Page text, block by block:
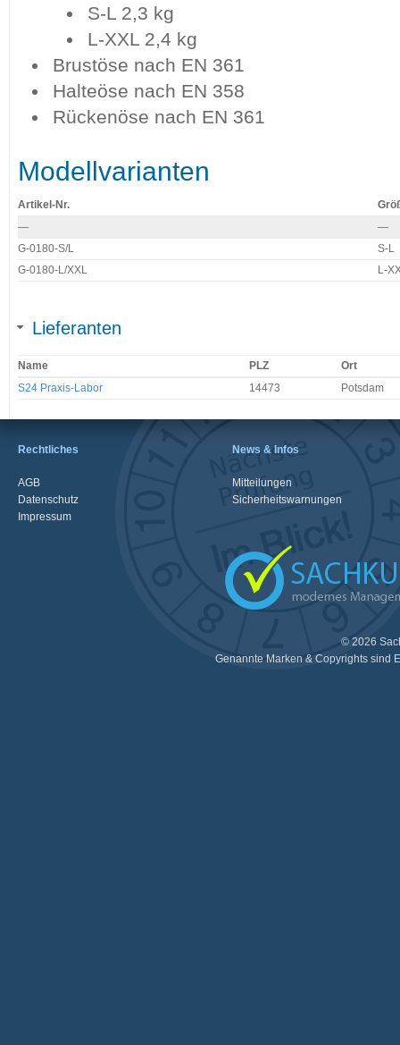
S-L 2,3 kg
L-XXL 2,4 kg
Brustöse nach EN 361
Halteöse nach EN 358
Rückenöse nach EN 361
Modellvarianten
Artikel-Nr.
—
—
G-0180-S/L
S-L
G-0180-L/XXL
L-
Lieferanten
Name PLZ
Ort
S24 Praxis-Labor
14473 Potsdam
Rechtliches
AGB
Datenschutz
Impressum
News & Infos
Mitteilungen
Sicherheitswarnungen
© 2026
Genannte Marken & Copyrights sind